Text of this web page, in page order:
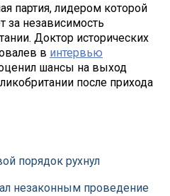
партия, лидером которой
за независимость
Доктор исторических
в интервью
шансы на выход
после прихода
порядок рухнул
незаконным проведение